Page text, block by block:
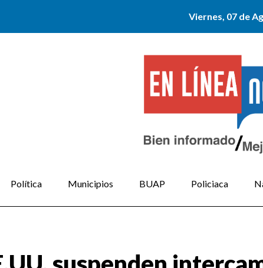
Viernes, 07 de
Política Municipios BUAP Policiaca